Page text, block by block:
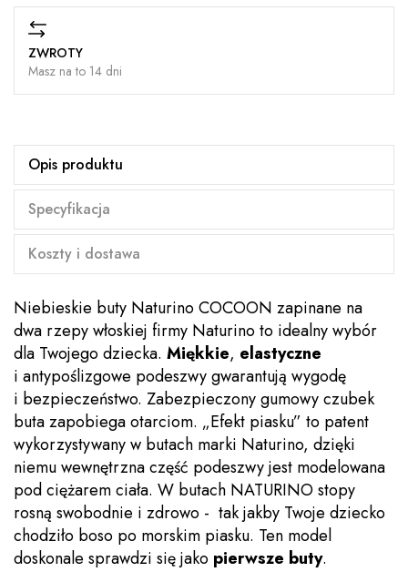
ZWROTY
Masz na to 14 dni
Opis produktu
Specyfikacja
Koszty i dostawa
Niebieskie buty Naturino COCOON zapinane na
dwa rzepy włoskiej firmy Naturino to idealny wybór
dla Twojego dziecka. Miękkie, elastyczne
i antypoślizgowe podeszwy gwarantują wygodę
i bezpieczeństwo. Zabezpieczony gumowy czubek
buta zapobiega otarciom. „Efekt piasku” to patent
wykorzystywany w butach marki Naturino, dzięki
niemu wewnętrzna część podeszwy jest modelowana
pod ciężarem ciała. W butach NATURINO stopy
rosną swobodnie i zdrowo - tak jakby Twoje dziecko
chodziło boso po morskim piasku. Ten model
doskonale sprawdzi się jako pierwsze buty.